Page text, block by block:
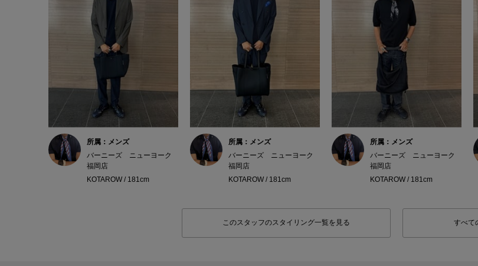
所属：メンズ
バーニーズ ニューヨーク
福岡店
KOTAROW / 181cm
所属：メンズ
バーニーズ ニューヨーク
福岡店
KOTAROW / 181cm
所属：メンズ
バーニーズ ニューヨーク
福岡店
KOTAROW / 181cm
このスタッフのスタイリング一覧を見る すべて